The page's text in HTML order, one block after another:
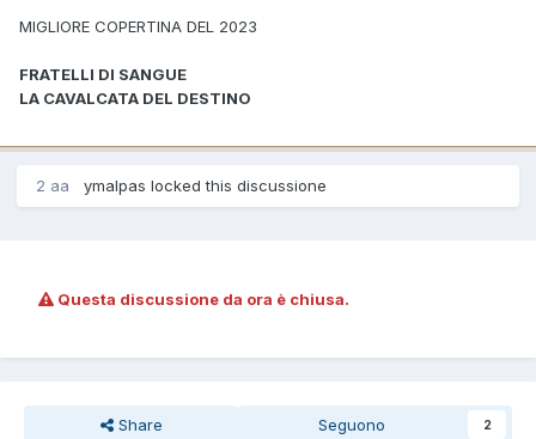
MIGLIORE COPERTINA DEL 2023
FRATELLI DI SANGUE
LA CAVALCATA DEL DESTINO
2 aa ymalpas locked this discussione
Questa discussione da ora è chiusa.
Share Seguono 2